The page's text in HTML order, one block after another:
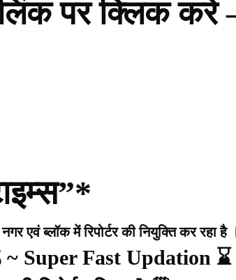
पर क्लिक करे
एवं ब्लॉक में रिपोर्टर की नियुक्ति कर रहा है
~ Super Fast Updation